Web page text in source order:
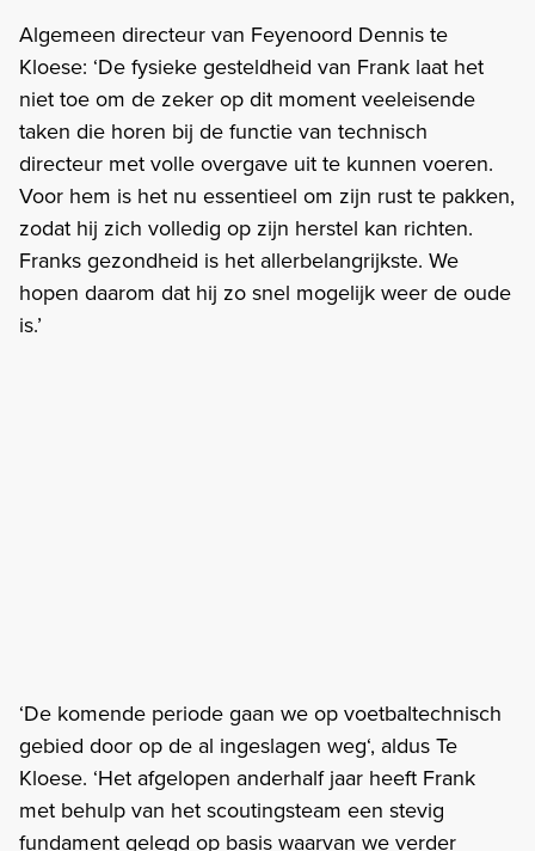
Algemeen directeur van Feyenoord Dennis te
Kloese: ‘De fysieke gesteldheid van Frank laat het
niet toe om de zeker op dit moment veeleisende
taken die horen bij de functie van technisch
directeur met volle overgave uit te kunnen voeren.
Voor hem is het nu essentieel om zijn rust te pakken,
zodat hij zich volledig op zijn herstel kan richten.
Franks gezondheid is het allerbelangrijkste. We
hopen daarom dat hij zo snel mogelijk weer de oude
is.’
‘De komende periode gaan we op voetbaltechnisch
gebied door op de al ingeslagen weg‘, aldus Te
Kloese. ‘Het afgelopen anderhalf jaar heeft Frank
met behulp van het scoutingsteam een stevig
fundament gelegd op basis waarvan we verder